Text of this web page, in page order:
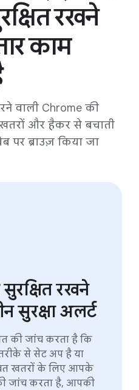
रखने
काम
वाली Chrome की
और हैकर से बचाती
ब्राउज़ किया जा
रखने
सुरक्षा अलर्ट
की जांच करता है कि
से सेट अप है या
खतरों के लिए आपके
जांच करता है, आपकी